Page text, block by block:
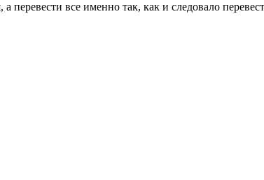
все именно так, как и следовало